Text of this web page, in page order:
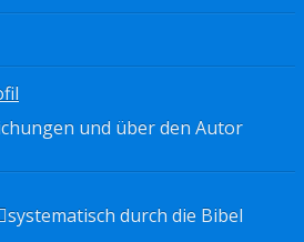
und über den Autor
systematisch durch die Bibel